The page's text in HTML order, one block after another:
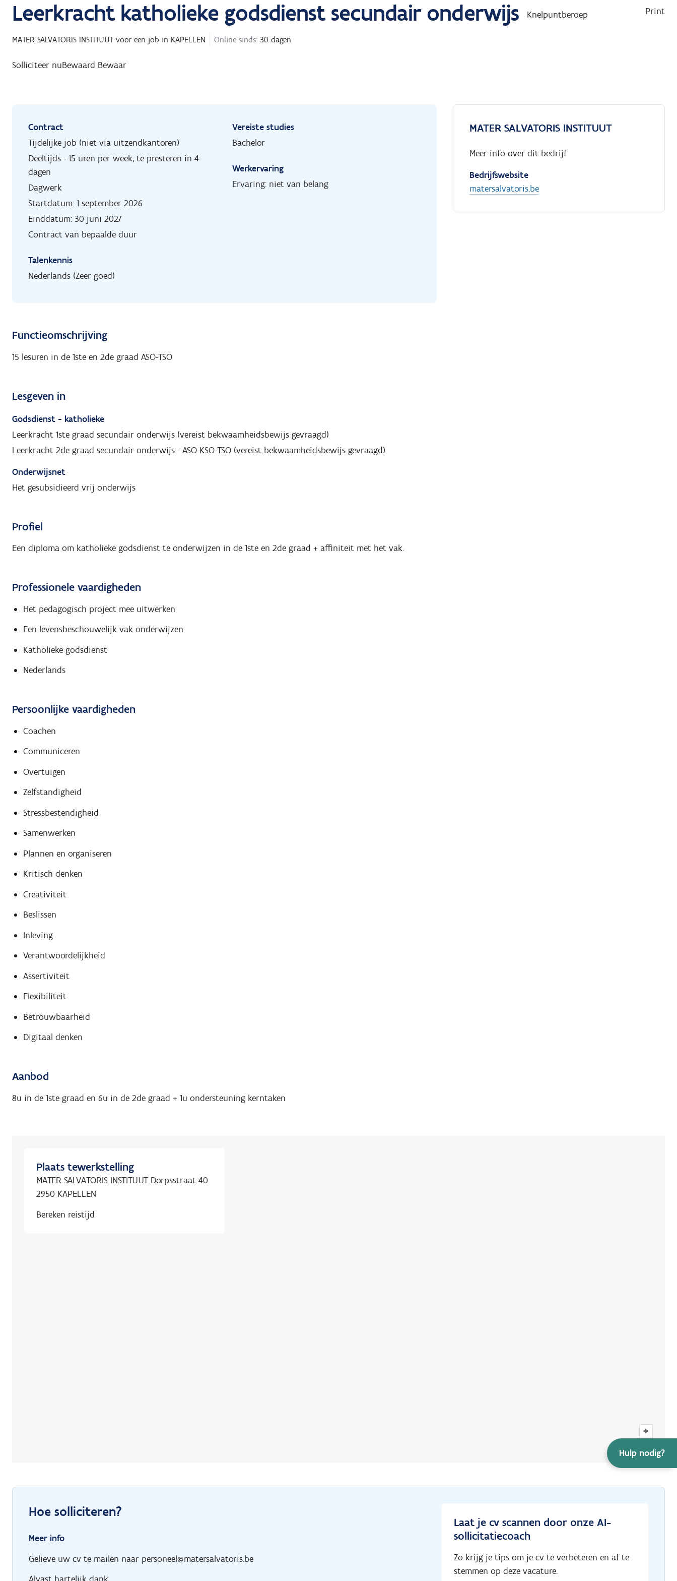
Hulp nodig?
Leerkracht katholieke godsdienst secundair onderwijs Knelpuntberoep Print
MATER SALVATORIS INSTITUUT voor een job in KAPELLEN Online sinds: 30 dagen
Solliciteer nuBewaard Bewaar
Contract
Tijdelijke job (niet via uitzendkantoren)
Deeltijds - 15 uren per week, te presteren in 4
dagen
Dagwerk
Startdatum: 1 september 2026
Einddatum: 30 juni 2027
Contract van bepaalde duur
Talenkennis
Nederlands (Zeer goed)
Vereiste studies
Bachelor
Werkervaring
Ervaring: niet van belang
Functieomschrijving
15 lesuren in de 1ste en 2de graad ASO-TSO
Lesgeven in
Godsdienst - katholieke
Leerkracht 1ste graad secundair onderwijs (vereist bekwaamheidsbewijs gevraagd)
Leerkracht 2de graad secundair onderwijs - ASO-KSO-TSO (vereist bekwaamheidsbewijs gevraagd)
Onderwijsnet
Het gesubsidieerd vrij onderwijs
Profiel
Een diploma om katholieke godsdienst te onderwijzen in de 1ste en 2de graad + affiniteit met het vak.
Professionele vaardigheden
Het pedagogisch project mee uitwerken
Een levensbeschouwelijk vak onderwijzen
Katholieke godsdienst
Nederlands
Persoonlijke vaardigheden
Coachen
Communiceren
Overtuigen
Zelfstandigheid
Stressbestendigheid
Samenwerken
Plannen en organiseren
Kritisch denken
Creativiteit
Beslissen
Inleving
Verantwoordelijkheid
Assertiviteit
Flexibiliteit
Betrouwbaarheid
Digitaal denken
Aanbod
8u in de 1ste graad en 6u in de 2de graad + 1u ondersteuning kerntaken
MATER SALVATORIS INSTITUUT
Meer info over dit bedrijf
Bedrijfswebsite
matersalvatoris.be
+
Plaats tewerkstelling
MATER SALVATORIS INSTITUUT Dorpsstraat 40
2950 KAPELLEN
Bereken reistijd
Hoe solliciteren?
Meer info
Gelieve uw cv te mailen naar personeel@matersalvatoris.be
Laat je cv scannen door onze AI-
sollicitatiecoach
Zo krijg je tips om je cv te verbeteren en af te
stemmen op deze vacature.